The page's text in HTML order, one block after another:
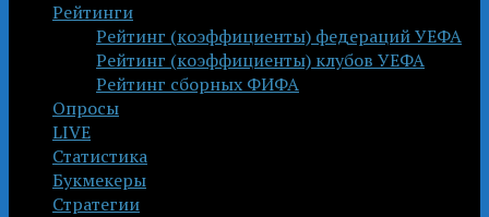
Рейтинги
Рейтинг (коэффициенты) федераций УЕФА
Рейтинг (коэффициенты) клубов УЕФА
Рейтинг сборных ФИФА
Опросы
LIVE
Статистика
Букмекеры
Стратегии